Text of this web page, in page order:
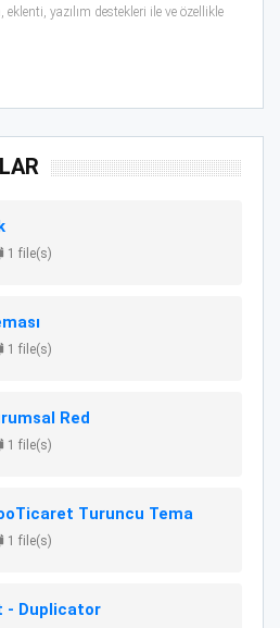
yazılım destekleri ile ve özellikle
1 file(s)
1 file(s)
Red
1 file(s)
Turuncu Tema
1 file(s)
- Duplicator